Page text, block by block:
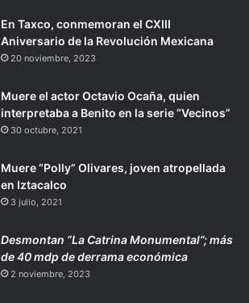
En Taxco, conmemoran el CXIII
Aniversario de la Revolución Mexicana
20 noviembre, 2023
Muere el actor Octavio Ocaña, quien
interpretaba a Benito en la serie “Vecinos”
30 octubre, 2021
Muere “Polly” Olivares, joven atropellada
en Iztacalco
3 julio, 2021
Desmontan “La Catrina Monumental”; más
de 40 mdp de derrama económica
2 noviembre, 2023